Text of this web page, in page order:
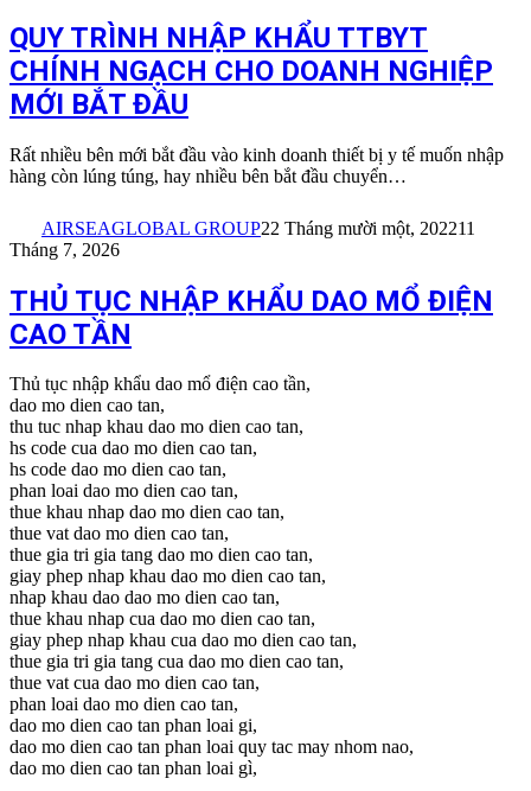
QUY TRÌNH NHẬP KHẨU TTBYT
CHÍNH NGẠCH CHO DOANH NGHIỆP
MỚI BẮT ĐẦU
Rất nhiều bên mới bắt đầu vào kinh doanh thiết bị y tế muốn nhập
hàng còn lúng túng, hay nhiều bên bắt đầu chuyển…
AIRSEAGLOBAL GROUP22 Tháng mười một, 202211
Tháng 7, 2026
THỦ TỤC NHẬP KHẨU DAO MỔ ĐIỆN
CAO TẦN
Thủ tục nhập khẩu dao mổ điện cao tần,
dao mo dien cao tan,
thu tuc nhap khau dao mo dien cao tan,
hs code cua dao mo dien cao tan,
hs code dao mo dien cao tan,
phan loai dao mo dien cao tan,
thue khau nhap dao mo dien cao tan,
thue vat dao mo dien cao tan,
thue gia tri gia tang dao mo dien cao tan,
giay phep nhap khau dao mo dien cao tan,
nhap khau dao dao mo dien cao tan,
thue khau nhap cua dao mo dien cao tan,
giay phep nhap khau cua dao mo dien cao tan,
thue gia tri gia tang cua dao mo dien cao tan,
thue vat cua dao mo dien cao tan,
phan loai dao mo dien cao tan,
dao mo dien cao tan phan loai gi,
dao mo dien cao tan phan loai quy tac may nhom nao,
dao mo dien cao tan phan loai gì,